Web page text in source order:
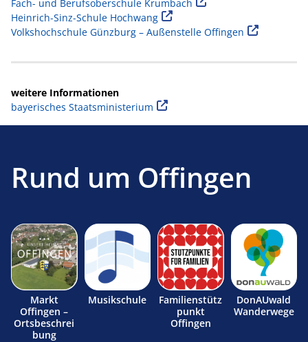
Fach- und Berufsoberschule Krumbach
Heinrich-Sinz-Schule Hochwang
Volkshochschule Günzburg – Außenstelle Offingen
weitere Informationen
bayerisches Staatsministerium
Rund um Offingen
Markt
Offingen –
Ortsbeschrei
bung
Musikschule
Familienstütz
punkt
Offingen
DonAUwald
Wanderwege